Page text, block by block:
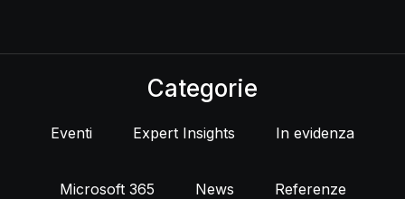
Categorie
Eventi Expert Insights In evidenza
Microsoft 365 News Referenze